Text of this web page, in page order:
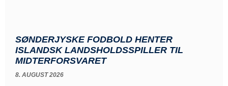
SØNDERJYSKE FODBOLD HENTER
ISLANDSK LANDSHOLDSSPILLER TIL
MIDTERFORSVARET
8. AUGUST 2026